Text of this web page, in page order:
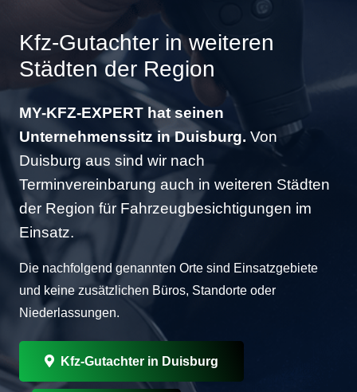
Kfz-Gutachter in weiteren
Städten der Region
MY-KFZ-EXPERT hat seinen
Unternehmenssitz in Duisburg. Von
Duisburg aus sind wir nach
Terminvereinbarung auch in weiteren Städten
der Region für Fahrzeugbesichtigungen im
Einsatz.
Die nachfolgend genannten Orte sind Einsatzgebiete
und keine zusätzlichen Büros, Standorte oder
Niederlassungen.
Kfz-Gutachter in Duisburg